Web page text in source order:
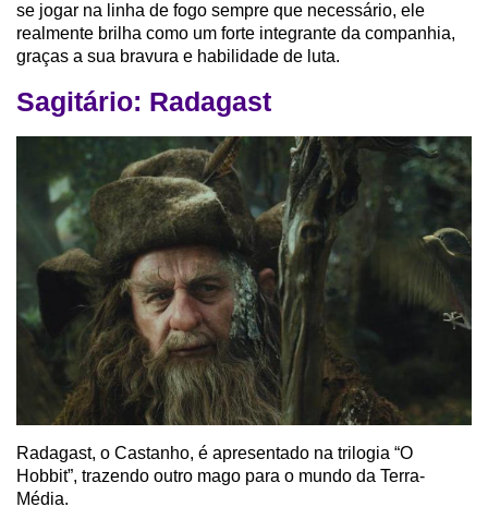
se jogar na linha de fogo sempre que necessário, ele
realmente brilha como um forte integrante da companhia,
graças a sua bravura e habilidade de luta.
Sagitário: Radagast
Radagast, o Castanho, é apresentado na trilogia “O
Hobbit”, trazendo outro mago para o mundo da Terra-
Média.